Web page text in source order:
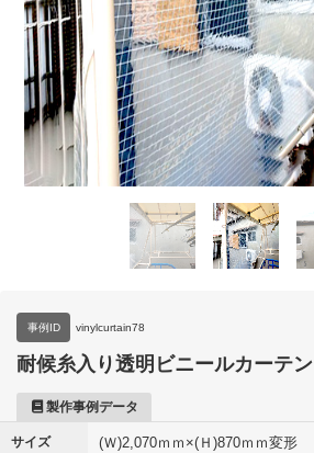
事例ID vinylcurtain78
耐候糸入り透明ビニールカーテン
製作事例データ
サイズ
(Ｗ)2,070ｍｍ×(Ｈ)870ｍｍ変形